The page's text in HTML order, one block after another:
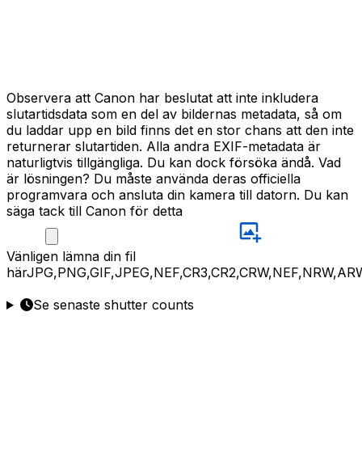
Observera att Canon har beslutat att inte inkludera
slutartidsdata som en del av bildernas metadata, så om
du laddar upp en bild finns det en stor chans att den inte
returnerar slutartiden. Alla andra EXIF-metadata är
naturligtvis tillgängliga. Du kan dock försöka ändå. Vad
är lösningen? Du måste använda deras officiella
programvara och ansluta din kamera till datorn. Du kan
säga tack till Canon för detta
Vänligen lämna din fil
här
Se senaste shutter counts